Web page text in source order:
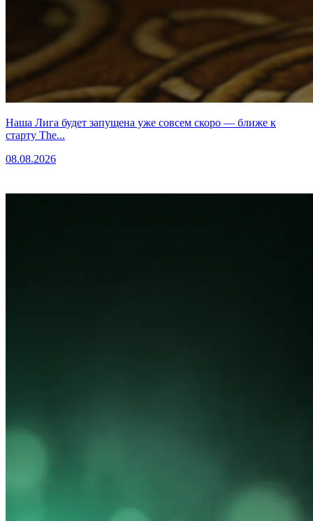
Наша Лига будет запущена уже совсем скоро — ближе к
старту The...
08.08.2026